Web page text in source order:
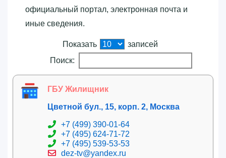
официальный портал, электронная почта и
иные сведения.
Показать
записей
Поиск:
ГБУ Жилищник
Цветной бул., 15, корп. 2, Москва
+7 (499) 390-01-64
+7 (495) 624-71-72
+7 (495) 539-53-53
dez-tv@yandex.ru